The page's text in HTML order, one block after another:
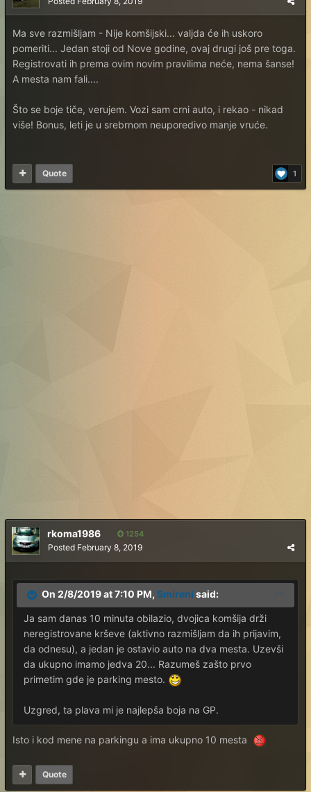
Ma sve razmišljam - Nije komšijski... valjda će ih uskoro
pomeriti... Jedan stoji od Nove godine, ovaj drugi još pre toga.
Registrovati ih prema ovim novim pravilima neće, nema šanse!
A mesta nam fali....
Što se boje tiče, verujem. Vozi sam crni auto, i rekao - nikad
više! Bonus, leti je u srebrnom neuporedivo manje vruće.
1
Quote
rkoma1986 1254
Posted February 8, 2019
On 2/8/2019 at 7:10 PM, Smireni said:
Ja sam danas 10 minuta obilazio, dvojica komšija drži
neregistrovane krševe (aktivno razmišljam da ih prijavim,
da odnesu), a jedan je ostavio auto na dva mesta. Uzevši
da ukupno imamo jedva 20... Razumeš zašto prvo
primetim gde je parking mesto.
Uzgred, ta plava mi je najlepša boja na GP.
Isto i kod mene na parkingu a ima ukupno 10 mesta
Quote